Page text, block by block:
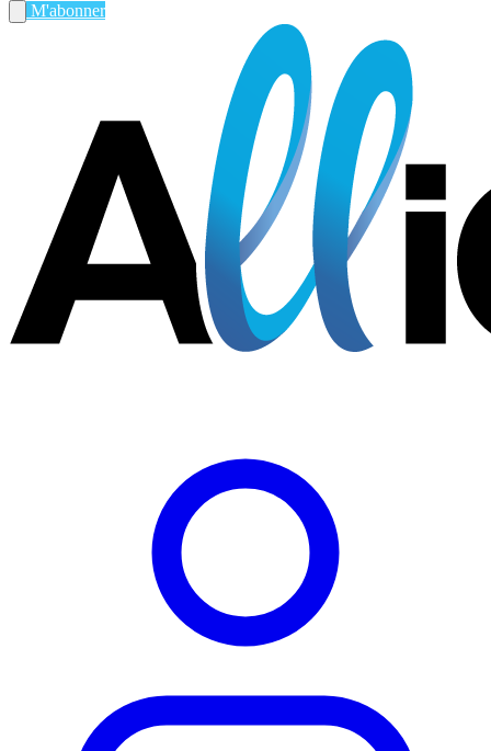
M'abonner